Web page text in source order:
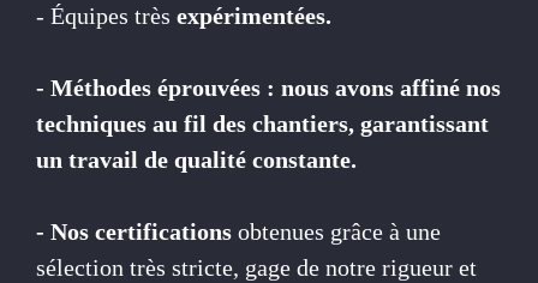
- Équipes très expérimentées.
- Méthodes éprouvées : nous avons affiné nos
techniques au fil des chantiers, garantissant
un travail de qualité constante.
- Nos certifications obtenues grâce à une
sélection très stricte, gage de notre rigueur et